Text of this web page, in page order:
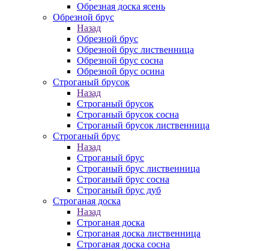
Обрезная доска ясень
Обрезной брус
Назад
Обрезной брус
Обрезной брус лиственница
Обрезной брус сосна
Обрезной брус осина
Строганый брусок
Назад
Строганый брусок
Строганый брусок сосна
Строганый брусок лиственница
Строганый брус
Назад
Строганый брус
Строганый брус лиственница
Строганый брус сосна
Строганый брус дуб
Строганая доска
Назад
Строганая доска
Строганая доска лиственница
Строганая доска сосна